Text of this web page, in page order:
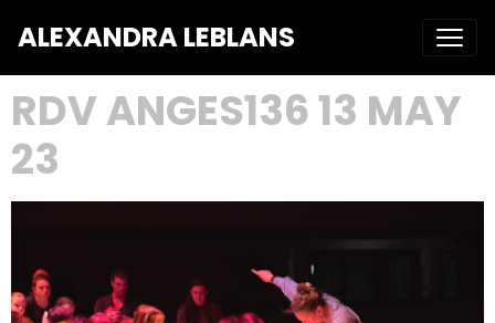
ALEXANDRA LEBLANS
RDV ANGES136 13 MAY
23